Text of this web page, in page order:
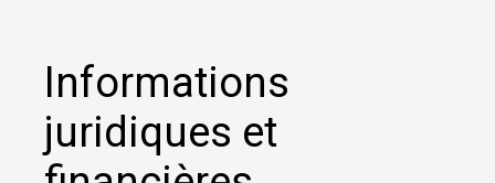
Informations
juridiques et